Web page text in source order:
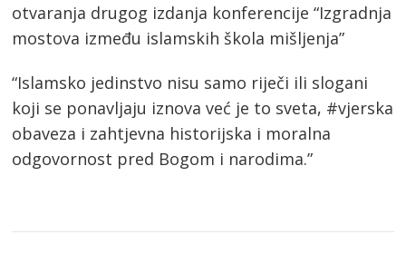
otvaranja drugog izdanja konferencije “Izgradnja
mostova između islamskih škola mišljenja”
“Islamsko jedinstvo nisu samo riječi ili slogani
koji se ponavljaju iznova već je to sveta, #vjerska
obaveza i zahtjevna historijska i moralna
odgovornost pred Bogom i narodima.”